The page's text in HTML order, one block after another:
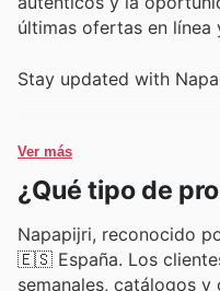
últimas ofertas en línea
Stay updated with
Ver más
¿Qué tipo de
Napapijri, reconocido
🇪🇸 España. Los
semanales, catálogos